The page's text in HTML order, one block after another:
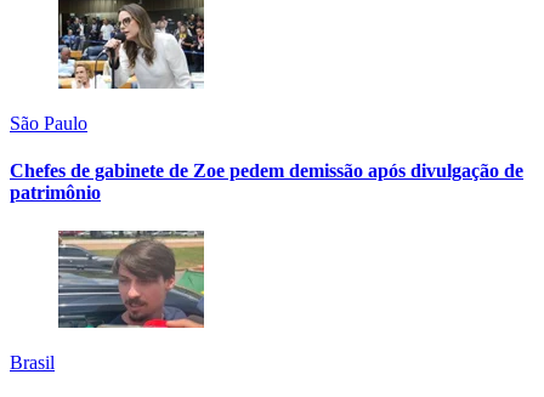
São Paulo
Chefes de gabinete de Zoe pedem demissão após divulgação de
patrimônio
Brasil